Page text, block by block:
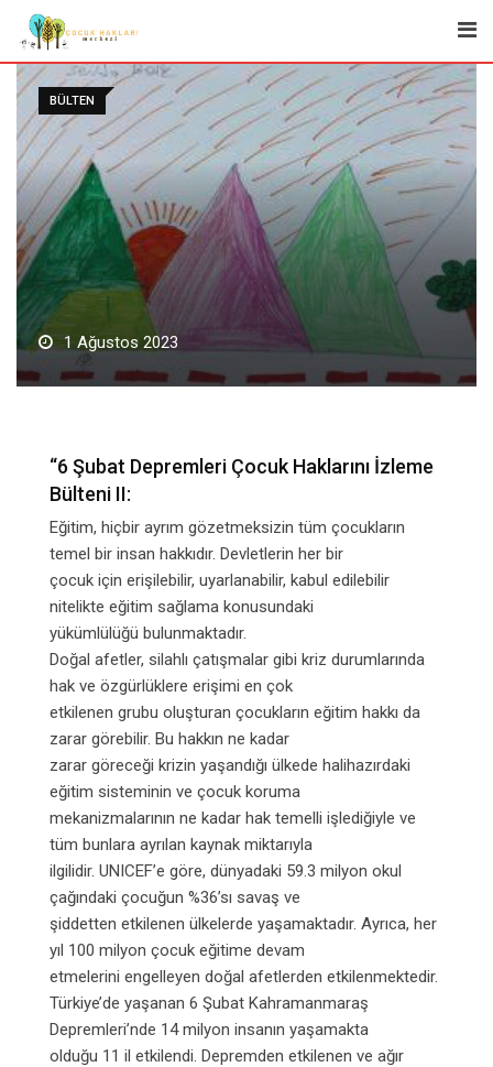
content
BÜLTEN
1 Ağustos 2023
“6 Şubat Depremleri Çocuk Haklarını İzleme
Bülteni II:
Eğitim, hiçbir ayrım gözetmeksizin tüm çocukların
temel bir insan hakkıdır. Devletlerin her bir
çocuk için erişilebilir, uyarlanabilir, kabul edilebilir
nitelikte eğitim sağlama konusundaki
yükümlülüğü bulunmaktadır.
Doğal afetler, silahlı çatışmalar gibi kriz durumlarında
hak ve özgürlüklere erişimi en çok
etkilenen grubu oluşturan çocukların eğitim hakkı da
zarar görebilir. Bu hakkın ne kadar
zarar göreceği krizin yaşandığı ülkede halihazırdaki
eğitim sisteminin ve çocuk koruma
mekanizmalarının ne kadar hak temelli işlediğiyle ve
tüm bunlara ayrılan kaynak miktarıyla
ilgilidir. UNICEF’e göre, dünyadaki 59.3 milyon okul
çağındaki çocuğun %36’sı savaş ve
şiddetten etkilenen ülkelerde yaşamaktadır. Ayrıca, her
yıl 100 milyon çocuk eğitime devam
etmelerini engelleyen doğal afetlerden etkilenmektedir.
Türkiye’de yaşanan 6 Şubat Kahramanmaraş
Depremleri’nde 14 milyon insanın yaşamakta
olduğu 11 il etkilendi. Depremden etkilenen ve ağır